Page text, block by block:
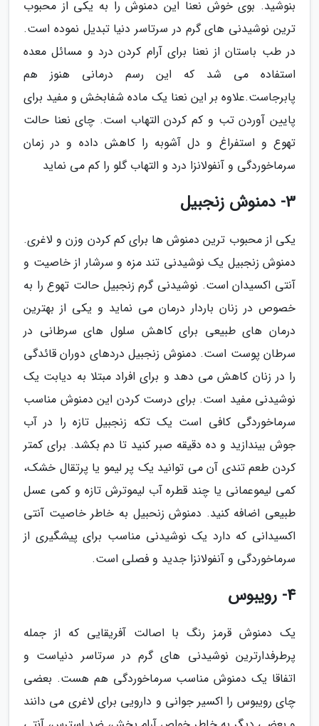
بنوشید. بوی خوش نعنا این دمنوش را به یکی از محبوب
ترین نوشیدنی های گرم در سرتاسر دنیا تبدیل نموده است.
در طب باستان از نعنا برای آرام کردن درد و مسائل معده
استفاده می شد که این رسم درمانی هنوز هم
پابرجاست.علاوه بر این نعنا یک ماده شفابخش و مفید برای
پایین آوردن تب و کم کردن التهاب است. چای نعنا حالت
تهوع و استفراغ و دل آشوبه را کاهش داده و در زمان
سرماخوردگی و آنفولانزا درد و التهاب گلو را کم می نماید
3- دمنوش زنجبیل
یکی از محبوب ترین دمنوش ها برای کم کردن وزن و لاغری.
دمنوش زنجبیل یک نوشیدنی تند مزه و سرشار از خاصیت و
آنتی اکسیدان است. نوشیدنی گرم زنجبیل حالت تهوع را به
خصوص در زنان باردار درمان می نماید و یکی از بهترین
درمان های طبیعی برای کاهش سلول های سرطانی در
سرطان پوست است. دمنوش زنجبیل دردهای دوران قائدگی
را در زنان کاهش می دهد و برای افراد مبتلا به دیابت یک
نوشیدنی مفید است. برای درست کردن این دمنوش مناسب
سرماخوردگی کافی است یک تکه زنجبیل تازه را در آب
جوش بیندازید و ده دقیقه صبر کنید تا دم بکشد. برای کمتر
کردن طعم تندی آن می توانید یک پر لیمو یا پرتقال خشک،
کمی لیموعمانی یا چند قطره آب لیموترش تازه و کمی عسل
طبیعی اضافه کنید. دمنوش زنحبیل به خاطر خاصیت آنتی
اکسیدانی که دارد یک نوشیدنی مناسب برای پیشگیری از
سرماخوردگی و آنفولانزا جدید و فصلی است.
4- رویبوس
یک دمنوش قرمز رنگ با اصالت آفریقایی که از جمله
پرطرفدارترین نوشیدنی های گرم در سرتاسر دنیاست و
اتفاقا یک دمنوش مناسب سرماخوردگی هم هست. بعضی
چای رویبوس را اکسیر جوانی و دارویی برای لاغری می دانند